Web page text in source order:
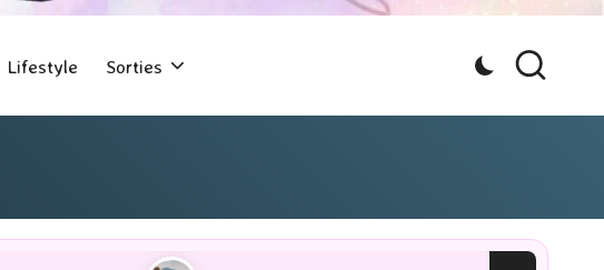
Lifestyle Sorties